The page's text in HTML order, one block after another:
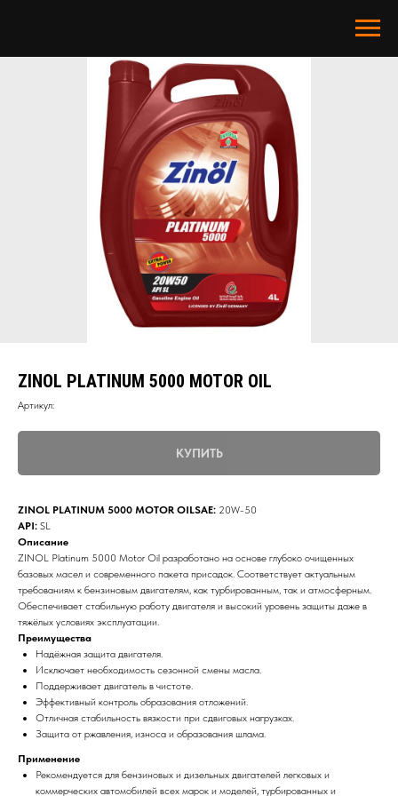
ZINOL PLATINUM 5000 MOTOR OIL
Артикул:
КУПИТЬ
ZINOL PLATINUM 5000 MOTOR OILSAE: 20W-50
API: SL
Описание
ZINOL Platinum 5000 Motor Oil разработано на основе глубоко очищенных
базовых масел и современного пакета присадок. Соответствует актуальным
требованиям к бензиновым двигателям, как турбированным, так и атмосферным.
Обеспечивает стабильную работу двигателя и высокий уровень защиты даже в
тяжёлых условиях эксплуатации.
Преимущества
Надёжная защита двигателя.
Исключает необходимость сезонной смены масла.
Поддерживает двигатель в чистоте.
Эффективный контроль образования отложений.
Отличная стабильность вязкости при сдвиговых нагрузках.
Защита от ржавления, износа и образования шлама.
Применение
Рекомендуется для бензиновых и дизельных двигателей легковых и
коммерческих автомобилей всех марок и моделей, турбированных и